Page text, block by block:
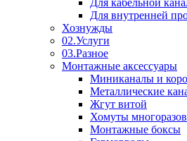
Для кабельной
Для внутренней
Хознужды
02.Услуги
03.Разное
Монтажные аксессуары
Миниканалы и
Металлические
Жгут витой
Хомуты
Монтажные боксы